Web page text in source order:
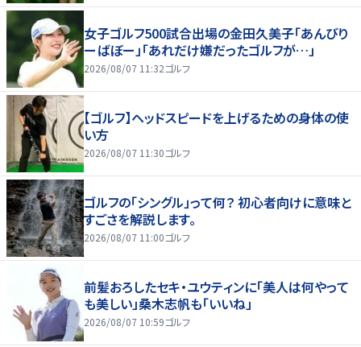
女子ゴルフ500試合出場の金田久美子「あんびり
ーばぼー」「あれだけ嫌だったゴルフが…」
2026/08/07 11:32ゴルフ
【ゴルフ】ヘッドスピードを上げるための身体の使
い方
2026/08/07 11:30ゴルフ
ゴルフの「シングル」って何？ 初心者向けに意味と
すごさを解説します。
2026/08/07 11:00ゴルフ
前髪おろしたセキ・ユウティンに「美人は何やって
も美しい」桑木志帆も「いいね」
2026/08/07 10:59ゴルフ